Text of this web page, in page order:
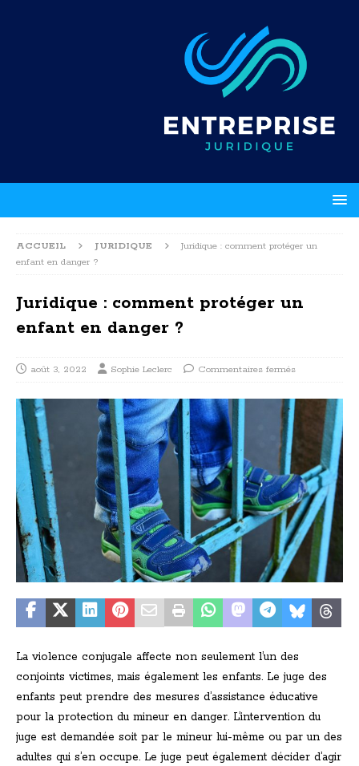
ACCUEIL JURIDIQUE
Juridique : comment protéger un
enfant en danger ?
Juridique : comment protéger un
enfant en danger ?
août 3, 2022 Sophie Leclerc Commentaires fermés
La violence conjugale affecte non seulement l’un des
conjoints victimes, mais également les enfants. Le juge des
enfants peut prendre des mesures d’assistance éducative
pour la protection du mineur en danger. L’intervention du
juge est demandée soit par le mineur lui-même ou par un des
adultes qui s’en occupe. Le juge peut également décider d’agir